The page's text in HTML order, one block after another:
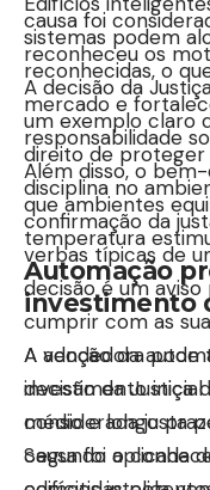
sistemas podem
reconhecidas, o
mercado e
responsabilidade
Além disso, o
que ambientes
temperatura
Automação
investimento
A adoção da
investimento
médio e longo
Segundo o
causa foi
reconheceu os
A decisão da
um exemplo claro
direito de proteger
disciplina no
confirmação da
verbas típicas de
decisão é um
cumprir com as
A vendedora pode
decisão da Justiça
considerada justa
causa foi aplicada